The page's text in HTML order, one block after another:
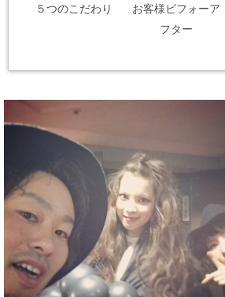
５つのこだわり
お客様ビフォーア
フター